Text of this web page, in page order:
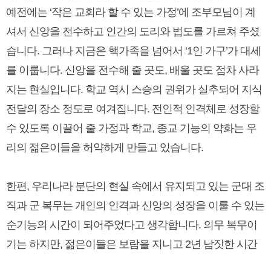
예전에는 ‘작은 교회라 할 수 있는 가정’에 조부모님이 계
셔서 신앙을 전수하고 인간의 도리와 법도를 가르쳐 주셨
습니다. 그러나 지금은 핵가족을 넘어서 ‘1인 가구’가 대세
를 이룹니다. 신앙을 전수해 줄 곳도, 배울 곳도 점차 사라
지는 현실입니다. 학교 역시 스승의 권위가 실추되어 지식
전달의 장소 정도로 여겨집니다. 전인적 인격체로 성장할
수 있도록 이끌어 줄 가정과 학교, 종교 기능의 약화는 우
리의 젊은이들을 허약하게 만들고 있습니다.
한편, 우리나라 분단의 현실 속에서 유지되고 있는 군대 조
직과 군 복무는 개인의 인격과 신앙의 성장을 이룰 수 있는
순기능의 시간이 되어주었다고 생각합니다. 의무 복무이
기는 하지만, 젊은이들은 보람을 지니고 2년 남짓한 시간